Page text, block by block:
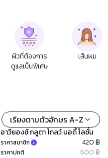
ผิวที่ต้องการ
ดูแลเป็นพิเศษ
เส้นผม
เรียงตามตัวอักษร A-Z
อาวียองซ์ กลูตา โกลว์ บอดี้ โลชั่น
ราคาสมาชิก 420 ฿
ราคาปกติ 600 ฿